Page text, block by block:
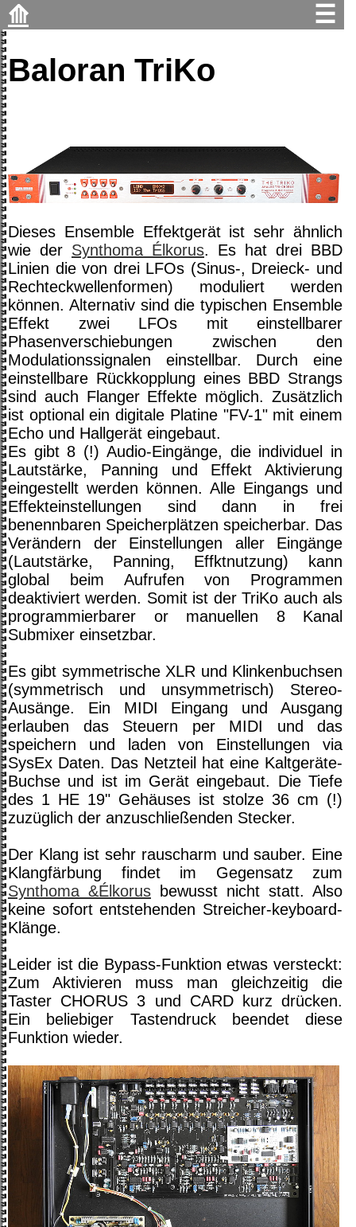
⟰ ☰
Baloran TriKo
Dieses Ensemble Effektgerät ist sehr ähnlich
wie der Synthoma Élkorus. Es hat drei BBD
Linien die von drei LFOs (Sinus-, Dreieck- und
Rechteckwellenformen) moduliert werden
können. Alternativ sind die typischen Ensemble
Effekt zwei LFOs mit einstellbarer
Phasenverschiebungen zwischen den
Modulationssignalen einstellbar. Durch eine
einstellbare Rückkopplung eines BBD Strangs
sind auch Flanger Effekte möglich. Zusätzlich
ist optional ein digitale Platine "FV-1" mit einem
Echo und Hallgerät eingebaut.
Es gibt 8 (!) Audio-Eingänge, die individuel in
Lautstärke, Panning und Effekt Aktivierung
eingestellt werden können. Alle Eingangs und
Effekteinstellungen sind dann in frei
benennbaren Speicherplätzen speicherbar. Das
Verändern der Einstellungen aller Eingänge
(Lautstärke, Panning, Effktnutzung) kann
global beim Aufrufen von Programmen
deaktiviert werden. Somit ist der TriKo auch als
programmierbarer or manuellen 8 Kanal
Submixer einsetzbar.
Es gibt symmetrische XLR und Klinkenbuchsen
(symmetrisch und unsymmetrisch) Stereo-
Ausänge. Ein MIDI Eingang und Ausgang
erlauben das Steuern per MIDI und das
speichern und laden von Einstellungen via
SysEx Daten. Das Netzteil hat eine Kaltgeräte-
Buchse und ist im Gerät eingebaut. Die Tiefe
des 1 HE 19" Gehäuses ist stolze 36 cm (!)
zuzüglich der anzuschließenden Stecker.
Der Klang ist sehr rauscharm und sauber. Eine
Klangfärbung findet im Gegensatz zum
Synthoma &Élkorus bewusst nicht statt. Also
keine sofort entstehenden Streicher-keyboard-
Klänge.
Leider ist die Bypass-Funktion etwas versteckt:
Zum Aktivieren muss man gleichzeitig die
Taster CHORUS 3 und CARD kurz drücken.
Ein beliebiger Tastendruck beendet diese
Funktion wieder.